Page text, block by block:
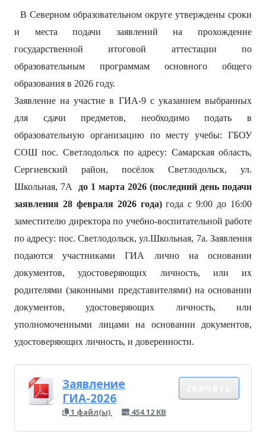
В Северном образовательном округе утверждены сроки
и места подачи заявлений на прохождение
государственной итоговой аттестации по
образовательным программам основного общего
образования в 2026 году.
Заявление на участие в ГИА-9 с указанием выбранных
для сдачи предметов, необходимо подать в
образовательную организацию по месту учебы: ГБОУ
СОШ пос. Светлодольск по адресу: Самарская область,
Сергиевский район, посёлок Светлодольск, ул.
Школьная, 7А до 1 марта 2026 (последний день подачи
заявления 28 февраля 2026 года)года с 9:00 до 16:00
заместителю директора по учебно-воспитательной работе
по адресу: пос. Светлодольск, ул.Школьная, 7а. Заявления
подаются участниками ГИА лично на основании
документов, удостоверяющих личность, или их
родителями (законными представителями) на основании
документов, удостоверяющих личность, или
уполномоченными лицами на основании документов,
удостоверяющих личность, и доверенности.
Заявление
ГИА-2026
1 файл(ы) 454.12 KB